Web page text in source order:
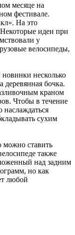
месяце на
фестивале.
На это
идеи при
у
велосипеды,
несколько
бочка.
краном
Чтобы в течение
сухим
можно ставить
также
над задним
но как
любой